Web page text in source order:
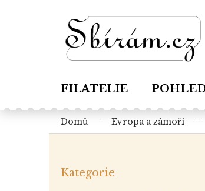
FILATELIE
domů evropa a zámoří
kategorie
Kategorie